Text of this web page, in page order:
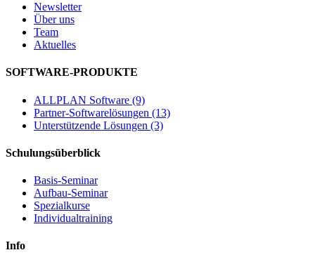
Newsletter
Über uns
Team
Aktuelles
SOFTWARE-PRODUKTE
ALLPLAN Software (9)
Partner-Softwarelösungen (13)
Unterstützende Lösungen (3)
Schulungsüberblick
Basis-Seminar
Aufbau-Seminar
Spezialkurse
Individualtraining
Info